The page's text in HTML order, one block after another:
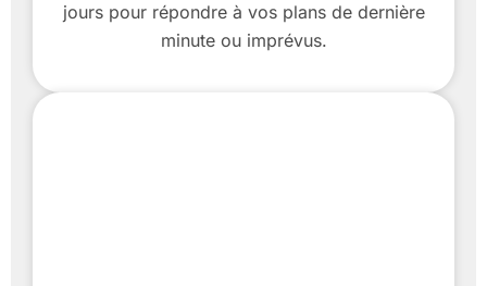
jours pour répondre à vos plans de dernière
minute ou imprévus.